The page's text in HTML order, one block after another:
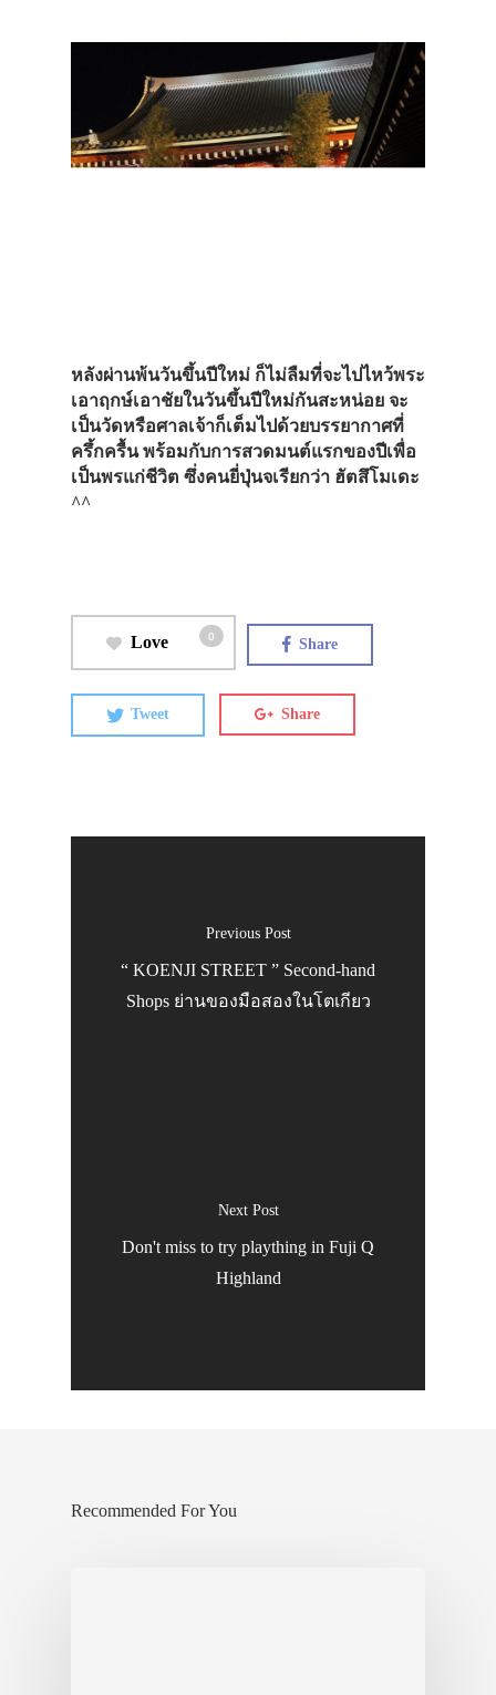
หลังผ่านพ้นวันขึ้นปีใหม่ ก็ไม่ลืมที่จะไปไหว้พระ
เอาฤกษ์เอาชัยในวันขึ้นปีใหม่กันสะหน่อย จะ
เป็นวัดหรือศาลเจ้าก็เต็มไปด้วยบรรยากาศที่
ครึ้กครื้น พร้อมกับการสวดมนต์แรกของปีเพื่อ
เป็นพรแก่ชีวิต ซึ่งคนยี่ปุ่นจเรียกว่า ฮัตสึโมเดะ
^^
Love 0 Share
Tweet Share
Previous Post
“ KOENJI STREET ” Second-hand
Shops ย่านของมือสองในโตเกียว
Next Post
Don't miss to try plaything in Fuji Q
Highland
Recommended For You
ธรรมชาติ
สวนสัตว์
สวนสนุก
เทศกาล
รถบัสVip Liner
รถบัสประจำท
รถนอน
Bus
เจอาร์
รถไฟใต้ดิน
เรือ
จุดพักรถ
1 Day Tour
แพกเกจทัวร์
หอพัก ห้องเช่า
โรงพยาบาล